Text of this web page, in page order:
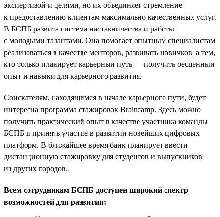
экспертизой и целями, но их объединяет стремление
к предоставлению клиентам максимально качественных услуг.
В БСПБ развита система наставничества и работы
с молодыми талантами. Она помогает опытным специалистам
реализоваться в качестве менторов, развивать новичков, а тем,
кто только планирует карьерный путь — получить бесценный
опыт и навыки для карьерного развития.
Соискателям, находящимся в начале карьерного пути, будет
интересна программа стажировок Braincamp. Здесь можно
получить практический опыт в качестве участника команды
БСПБ и принять участие в развитии новейших цифровых
платформ. В ближайшее время банк планирует ввести
дистанционную стажировку для студентов и выпускников
из других городов.
Всем сотрудникам БСПБ доступен широкий спектр
возможностей для развития: